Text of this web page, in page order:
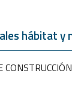
hábitat